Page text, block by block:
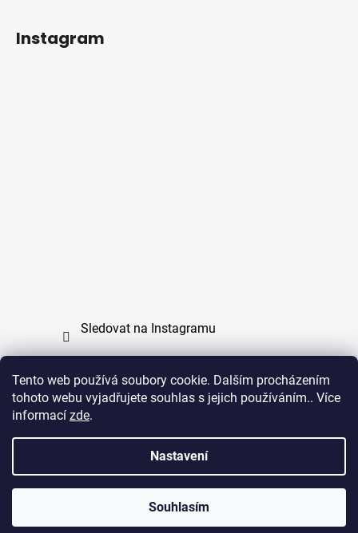
Tento web používá soubory cookie. Dalším procházením
tohoto webu vyjadřujete souhlas s jejich používáním.. Více
informací zde.
Nastavení
Souhlasím
Instagram
Sledovat na Instagramu
Copyright (c) 2011 - 2026 zoo-branik.cz - Všechna
Vytvořil Shoptet
Copyright 2026ZOO Braník. Všechna práva vyhrazena.